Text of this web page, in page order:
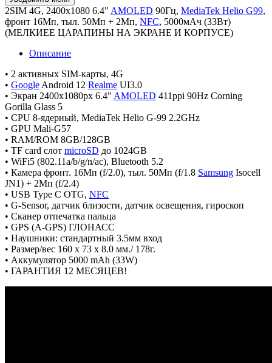
2SIM 4G, 2400x1080 6.4" AMOLED 90Гц, MediaTek Helio G99,
фронт 16Мп, тыл. 50Mп + 2Мп, NFC, 5000мАч (33Вт)
(МЕЛКИЕЕ ЦАРАПИНЫ НА ЭКРАНЕ И КОРПУСЕ)
Описание
• 2 активных SIM-карты, 4G
• Google Android 12 Realme UI3.0
• Экран 2400х1080px 6.4" AMOLED 411ppi 90Hz Corning
Gorilla Glass 5
• CPU 8-ядерный, MediaTek Helio G-99 2.2GHz
• GPU Mali-G57
• RAM/ROM 8GB/128GB
• TF card слот microSD до 1024GB
• WiFi5 (802.11a/b/g/n/ac), Bluetooth 5.2
• Камера фронт. 16Мп (f/2.0), тыл. 50Mп (f/1.8 Samsung Isocell
JN1) + 2Мп (f/2.4)
• USB Type C OTG, NFC
• G-Sensor, датчик близости, датчик освещения, гироскоп
• Сканер отпечатка пальца
• GPS (A-GPS) ГЛОНАСС
• Наушники: стандартный 3.5мм вход
• Размер/вес 160 x 73 x 8.0 мм./ 178г.
• Аккумулятор 5000 mAh (33W)
• ГАРАНТИЯ 12 МЕСЯЦЕВ!